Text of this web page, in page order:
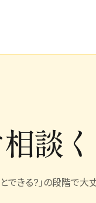
相談
とできる?」の段階で大